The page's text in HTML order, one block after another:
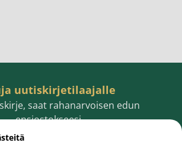
uutiskirjetilaajalle
saat rahanarvoisen edun
ensiostokseesi.